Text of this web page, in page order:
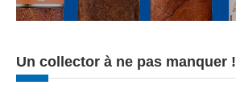
Un collector à ne pas manquer !